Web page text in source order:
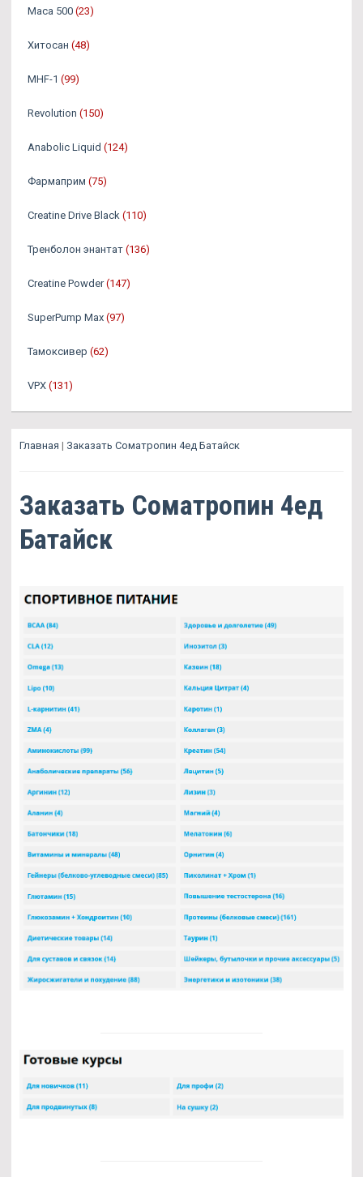
Maca 500 (23)
Хитосан (48)
MHF-1 (99)
Revolution (150)
Anabolic Liquid (124)
Фармаприм (75)
Creatine Drive Black (110)
Тренболон энантат (136)
Creatine Powder (147)
SuperPump Max (97)
Тамоксивер (62)
VPX (131)
Главная | Заказать Cоматропин 4ед Батайск
Заказать Cоматропин 4ед
Батайск